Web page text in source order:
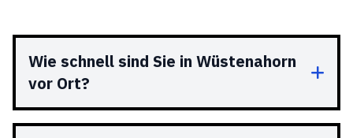
Wie schnell sind Sie in Wüstenahorn
vor Ort?